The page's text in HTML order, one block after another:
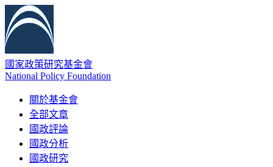
國家政策研究基金會
National Policy Foundation
關於基金會
全部文章
國政評論
國政分析
國政研究